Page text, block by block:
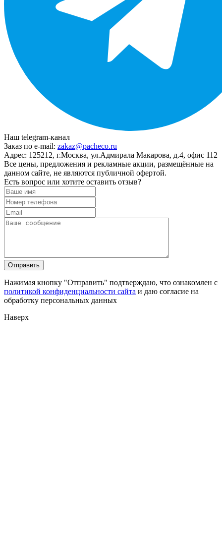
Наш telegram-канал
Заказ по e-mail: zakaz@pacheco.ru
Адрес: 125212, г.Москва, ул.Адмирала Макарова, д.4, офис 112
Все цены, предложения и рекламные акции, размещённые на
данном сайте, не являются публичной офертой.
Есть вопрос или хотите оставить отзыв?
Нажимая кнопку "Отправить" подтверждаю, что ознакомлен с
политикой конфиденциальности сайта и даю согласие на
обработку персональных данных
Наверх